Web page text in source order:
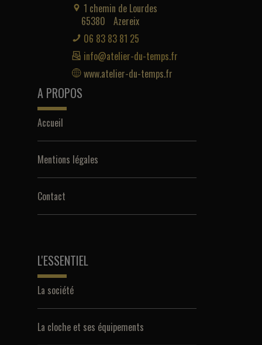
1 chemin de Lourdes
65380
Azereix
06 83 83 81 25
info@atelier-du-temps.fr
www.atelier-du-temps.fr
A PROPOS
Accueil
Mentions légales
Contact
L'ESSENTIEL
La société
La cloche et ses équipements